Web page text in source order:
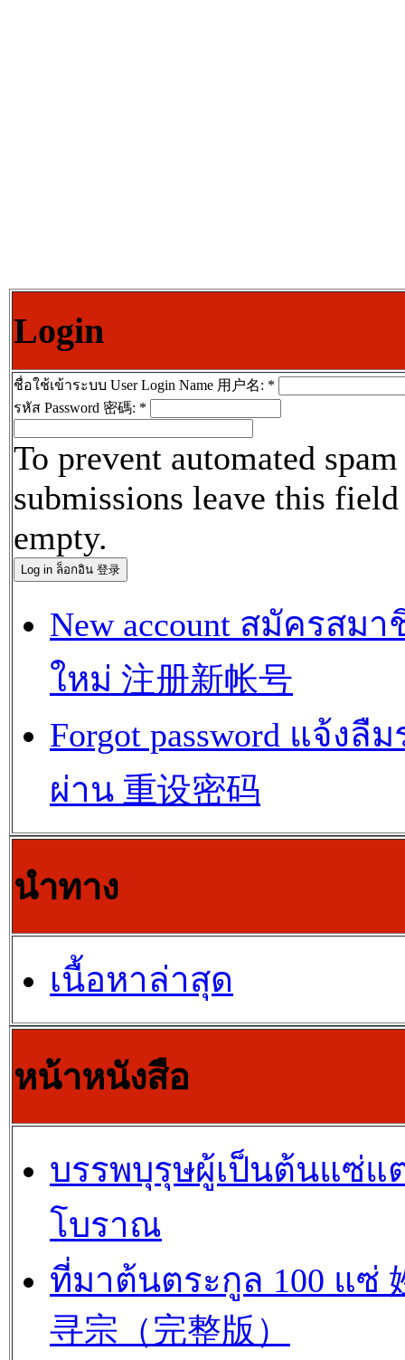
Login
ชื่อใช้เข้าระบบ User Login Name 用户名: *
รหัส Password 密碼: *
To prevent automated spam
submissions leave this field
empty.
New account สมัครสมา
ใหม่ 注册新帐号
Forgot password แจ้งลื
ผ่าน 重设密码
นำทาง
เนื้อหาล่าสุด
หน้าหนังสือ
บรรพบุรุษผู้เป็นต้นแซ่แ
โบราณ
ที่มาต้นตระกูล 100 แซ่
寻宗（完整版）